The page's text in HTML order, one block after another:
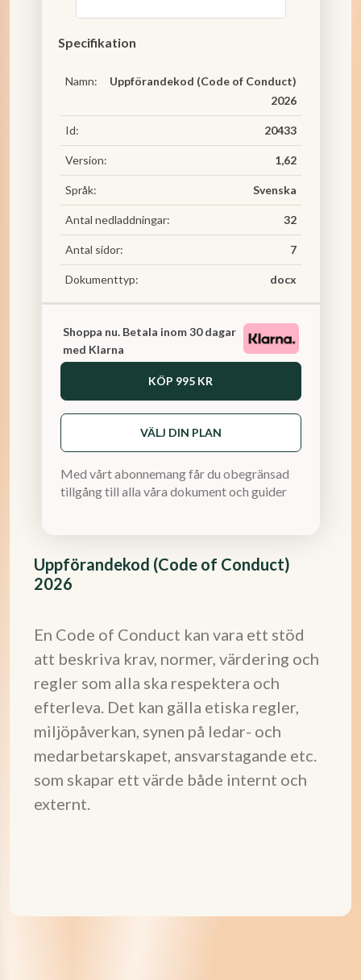
Uppförandekod (Code of Conduct)
2026
En Code of Conduct kan vara ett stöd
att beskriva krav, normer, värdering och
regler som alla ska respektera och
efterleva. Det kan gälla etiska regler,
miljöpåverkan, synen på ledar- och
medarbetarskapet, ansvarstagande etc.
som skapar ett värde både internt och
externt.
Specifikation
Namn:
Uppförandekod (Code of Conduct)
2026
Id: 20433
Version: 1,62
Språk: Svenska
Antal nedladdningar: 32
Antal sidor: 7
Dokumenttyp: docx
Shoppa nu. Betala inom 30 dagar
med Klarna
KÖP 995 KR
VÄLJ DIN PLAN
Med vårt abonnemang får du obegränsad
tillgång till alla våra dokument och guider